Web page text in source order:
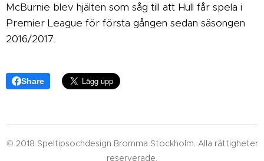
McBurnie blev hjälten som såg till att Hull får spela i
Premier League för första gången sedan säsongen
2016/2017.
Share
© 2018 Speltipsochdesign Bromma Stockholm. Alla rättigheter
reserverade.